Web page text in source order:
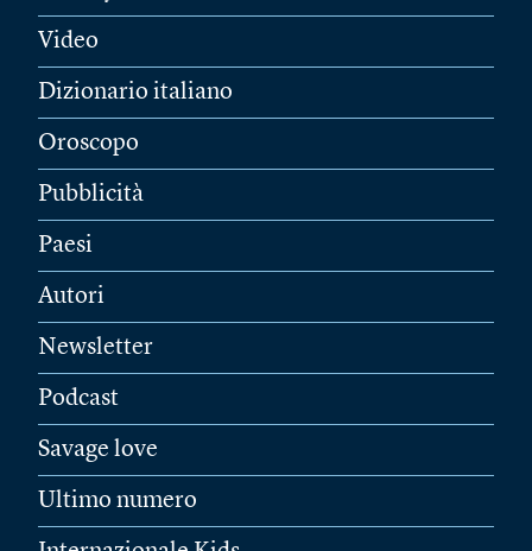
Video
Dizionario italiano
Oroscopo
Pubblicità
Paesi
Autori
Newsletter
Podcast
Savage love
Ultimo numero